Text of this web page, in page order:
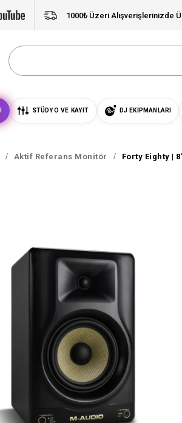
1000₺ Üzeri Alışverişlerinizde
STÜDYO VE KAYIT DJ EKIPMANLARI
Aktif Referans Monitör Forty Eighty |